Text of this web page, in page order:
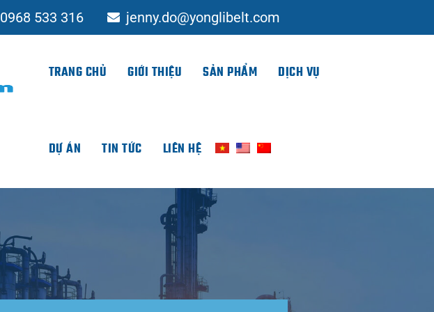
0968 533 316 jenny.do@yonglibelt.com
TRANG CHỦ GIỚI THIỆU SẢN PHẨM DỊCH VỤ
DỰ ÁN TIN TỨC LIÊN HỆ